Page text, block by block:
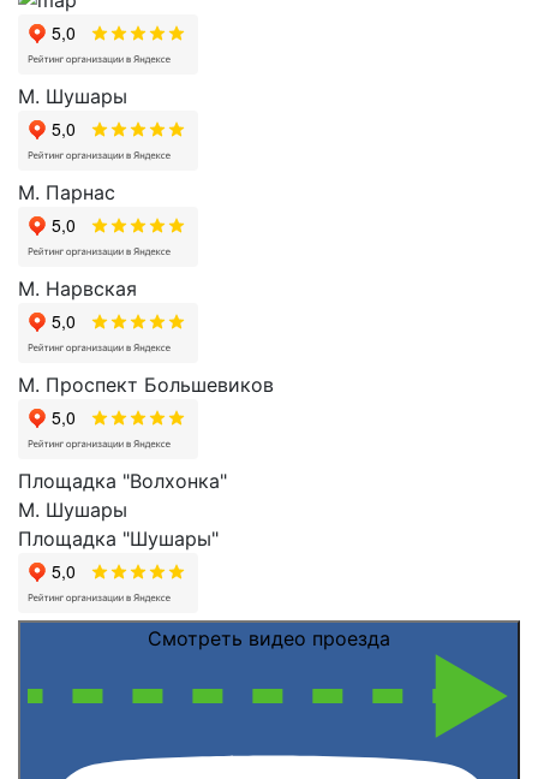
М. Шушары
М. Парнас
М. Нарвская
М. Проспект Большевиков
Площадка "Волхонка"
М. Шушары
Площадка "Шушары"
Смотреть видео проезда